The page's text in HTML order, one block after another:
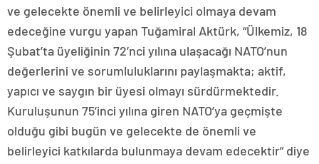
ve gelecekte önemli ve belirleyici olmaya devam
edeceğine vurgu yapan Tuğamiral Aktürk, “Ülkemiz, 18
Şubat’ta üyeliğinin 72’nci yılına ulaşacağı NATO’nun
değerlerini ve sorumluluklarını paylaşmakta; aktif,
yapıcı ve saygın bir üyesi olmayı sürdürmektedir.
Kuruluşunun 75’inci yılına giren NATO’ya geçmişte
olduğu gibi bugün ve gelecekte de önemli ve
belirleyici katkılarda bulunmaya devam edecektir” diye